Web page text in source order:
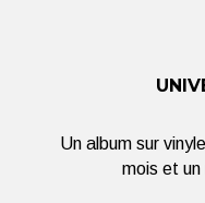
Un album sur
mois et un